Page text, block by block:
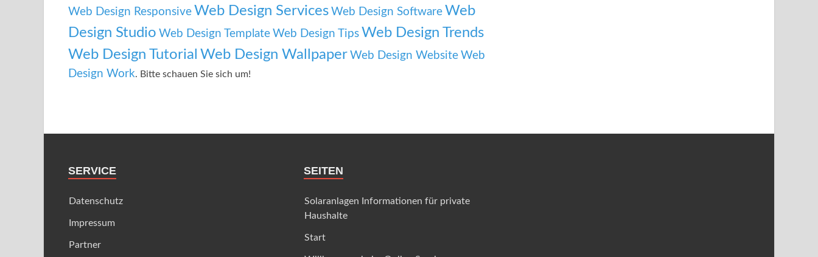
Web Design Responsive Web Design Services Web Design Software Web
Design Studio Web Design Template Web Design Tips Web Design Trends
Web Design Tutorial Web Design Wallpaper Web Design Website Web
Design Work. Bitte schauen Sie sich um!
SERVICE
Datenschutz
Impressum
Partner
SEITEN
Solaranlagen Informationen für private
Haushalte
Start